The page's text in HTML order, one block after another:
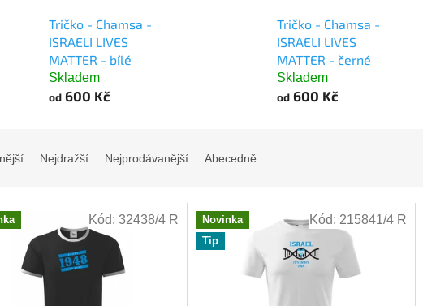
Tričko - Chamsa -
ISRAELI LIVES
MATTER - bílé
Skladem
od 600 Kč
Tričko - Chamsa -
ISRAELI LIVES
MATTER - černé
Skladem
od600 Kč
Nejdražší Nejprodávanější Abecedně
Kód: 32438/4 R
Novinka
Tip
Kód: 215841/4 R